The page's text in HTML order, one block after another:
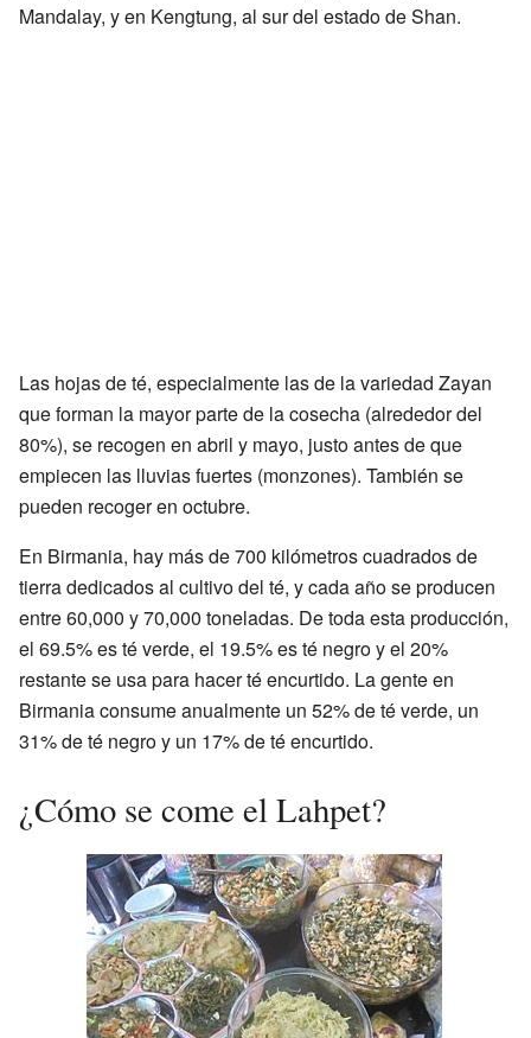
Mandalay, y en Kengtung, al sur del estado de Shan.
Las hojas de té, especialmente las de la variedad Zayan
que forman la mayor parte de la cosecha (alrededor del
80%), se recogen en abril y mayo, justo antes de que
empiecen las lluvias fuertes (monzones). También se
pueden recoger en octubre.
En Birmania, hay más de 700 kilómetros cuadrados de
tierra dedicados al cultivo del té, y cada año se producen
entre 60,000 y 70,000 toneladas. De toda esta producción,
el 69.5% es té verde, el 19.5% es té negro y el 20%
restante se usa para hacer té encurtido. La gente en
Birmania consume anualmente un 52% de té verde, un
31% de té negro y un 17% de té encurtido.
¿Cómo se come el Lahpet?